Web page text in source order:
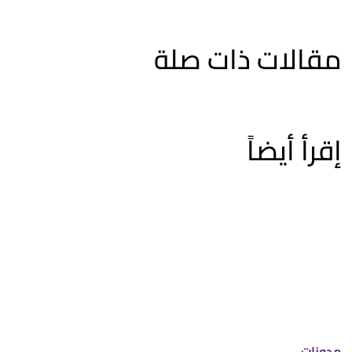
مقالات ذات صلة
إقرأ أيضاً